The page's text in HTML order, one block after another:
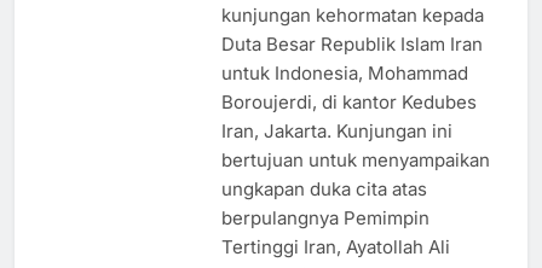
kunjungan kehormatan kepada
Duta Besar Republik Islam Iran
untuk Indonesia, Mohammad
Boroujerdi, di kantor Kedubes
Iran, Jakarta. Kunjungan ini
bertujuan untuk menyampaikan
ungkapan duka cita atas
berpulangnya Pemimpin
Tertinggi Iran, Ayatollah Ali